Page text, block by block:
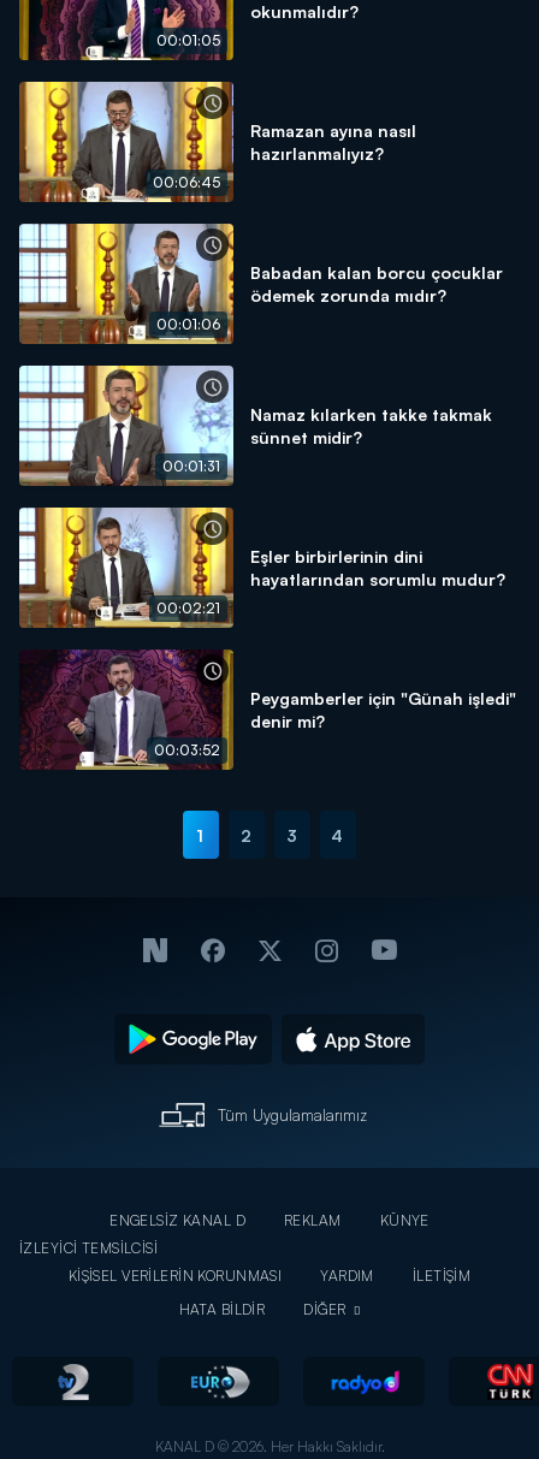
00:01:05
okunmalıdır?
00:06:45
Ramazan ayına nasıl
hazırlanmalıyız?
00:01:06
Babadan kalan borcu çocuklar
ödemek zorunda mıdır?
00:01:31
Namaz kılarken takke takmak
sünnet midir?
00:02:21
Eşler birbirlerinin dini
hayatlarından sorumlu mudur?
00:03:52
Peygamberler için "Günah işledi"
denir mi?
1 2 3 4
Tüm Uygulamalarımız
ENGELSİZ KANAL D REKLAM
KÜNYE
İZLEYİCİ TEMSİLCİSİ
KİŞİSEL VERİLERİN KORUNMASI
YARDIM
İLETİŞİM
HATA BİLDİR
DİĞER
KANAL D © 2026. Her Hakkı Saklıdır.